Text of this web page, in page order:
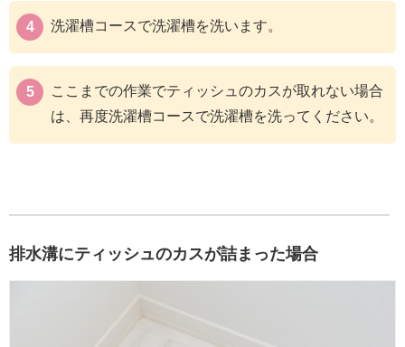
洗濯槽コースで洗濯槽を洗います。
ここまでの作業でティッシュのカスが取れない場合
は、再度洗濯槽コースで洗濯槽を洗ってください。
排水溝にティッシュのカスが詰まった場合